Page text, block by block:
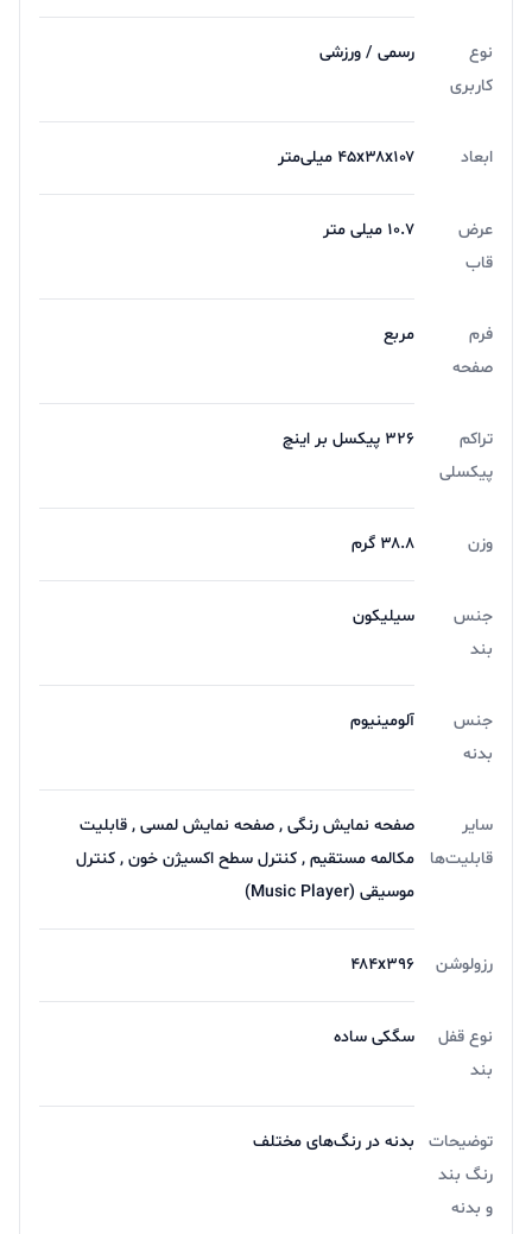
نوع
کاربری
رسمی / ورزشی
ابعاد ۴۵x۳۸x۱۰۷ میلی‌متر
عرض
قاب
۱۰.۷ میلی متر
فرم
صفحه
مربع
تراکم
پیکسلی
۳۲۶ پیکسل بر اینچ
وزن ۳۸.۸ گرم
جنس
بند
سیلیکون
جنس
بدنه
آلومینیوم
سایر
قابلیت‌ها
صفحه نمایش رنگی , صفحه نمایش لمسی , قابلیت
مکالمه مستقیم , کنترل سطح اکسیژن خون , کنترل
موسیقی (Music Player)
رزولوشن ۴۸۴x۳۹۶
نوع قفل
بند
سگکی ساده
توضیحات
رنگ بند
و بدنه
بدنه در رنگ‌های مختلف